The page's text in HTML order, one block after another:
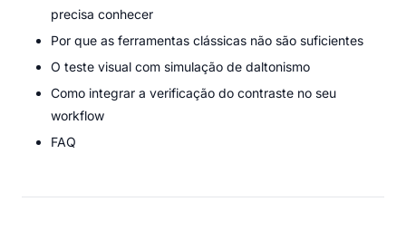
precisa conhecer
Por que as ferramentas clássicas não são suficientes
O teste visual com simulação de daltonismo
Como integrar a verificação do contraste no seu
workflow
FAQ